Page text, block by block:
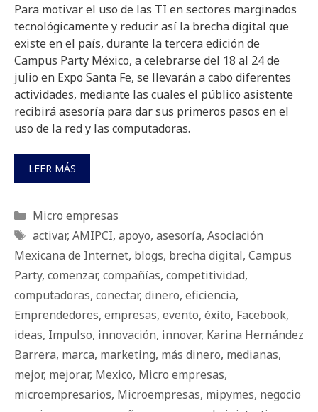
Para motivar el uso de las TI en sectores marginados
tecnológicamente y reducir así la brecha digital que
existe en el país, durante la tercera edición de
Campus Party México, a celebrarse del 18 al 24 de
julio en Expo Santa Fe, se llevarán a cabo diferentes
actividades, mediante las cuales el público asistente
recibirá asesoría para dar sus primeros pasos en el
uso de la red y las computadoras.
LEER MÁS
Categorías
Micro empresas
Etiquetas
activar, AMIPCI, apoyo, asesoría, Asociación
Mexicana de Internet, blogs, brecha digital, Campus
Party, comenzar, compañías, competitividad,
computadoras, conectar, dinero, eficiencia,
Emprendedores, empresas, evento, éxito, Facebook,
ideas, Impulso, innovación, innovar, Karina Hernández
Barrera, marca, marketing, más dinero, medianas,
mejor, mejorar, Mexico, Micro empresas,
microempresarios, Microempresas, mipymes, negocio